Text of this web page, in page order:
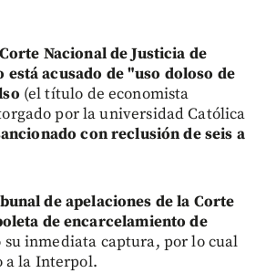
Corte Nacional de Justicia de
está acusado de "uso doloso de
(el título de economista
por la universidad Católica
con reclusión de seis a
de apelaciones de la Corte
de encarcelamiento de
su inmediata captura, por lo cual
a la Interpol.